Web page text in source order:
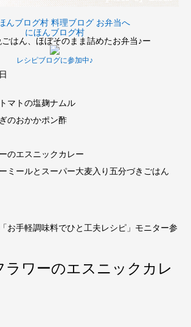
にほんブログ村
はん、ほぼそのまま詰めたお弁当♪ー
レシピブログに参加中♪
マトの塩麹ナムル
のおかかポン酢
のエスニックカレー
ミールとスーパー大麦入り五分づきごはん
お手軽調味料でひと工夫レシピ」モニター参
ラワーのエスニックカレ